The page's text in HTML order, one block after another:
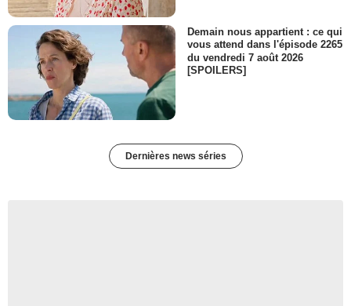
Demain nous appartient : ce qui
vous attend dans l'épisode 2265
du vendredi 7 août 2026
[SPOILERS]
Dernières news séries